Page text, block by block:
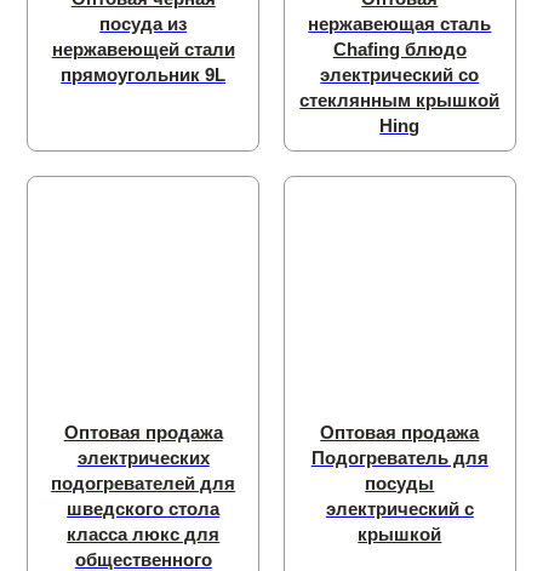
посуда из
нержавеющей стали
прямоугольник 9L
нержавеющая сталь
Chafing блюдо
электрический со
стеклянным крышкой
Hing
Оптовая продажа
электрических
подогревателей для
шведского стола
класса люкс для
общественного
Оптовая продажа
Подогреватель для
посуды
электрический с
крышкой